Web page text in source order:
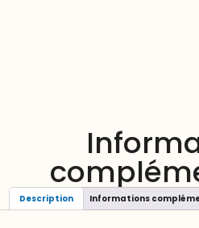
Description Informations